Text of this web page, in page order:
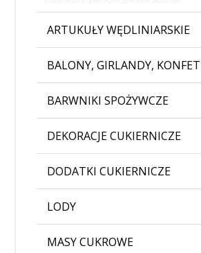
ARTUKUŁY WĘDLINIARSKIE
BALONY, GIRLANDY,
BARWNIKI SPOŻYWCZE
DEKORACJE CUKIERNICZE
DODATKI CUKIERNICZE
LODY
MASY CUKROWE